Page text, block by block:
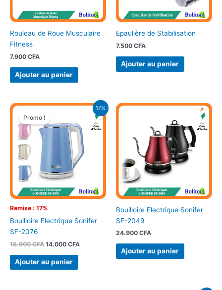
Rouleau de Roue Musculaire
Fitness
7.900 CFA
Ajouter au panier
Epaulière de Stabilisation
7.500 CFA
Ajouter au panier
17%
Remise : 17%
Promo !
Bouilloire Electrique Sonifer
SF-2076
16.900CFA
Le
initial
était :
16.900 CFA.
14.000 CFA
Le
actuel
est :
14.000 CFA.
Ajouter au panier
Bouilloire Electrique Sonifer
SF-2049
24.900 CFA
Ajouter au panier